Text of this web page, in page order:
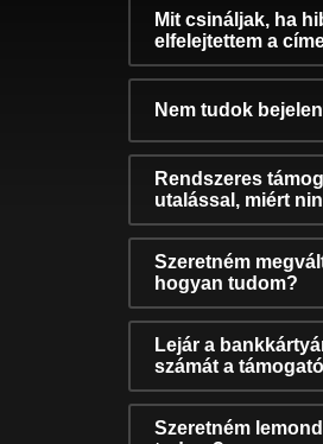
Mit csináljak, ha
elfelejtettem a
Nem tudok
Rendszeres
utalással, miért
Szeretném
hogyan tudom?
Lejár a
számát a
Szeretném